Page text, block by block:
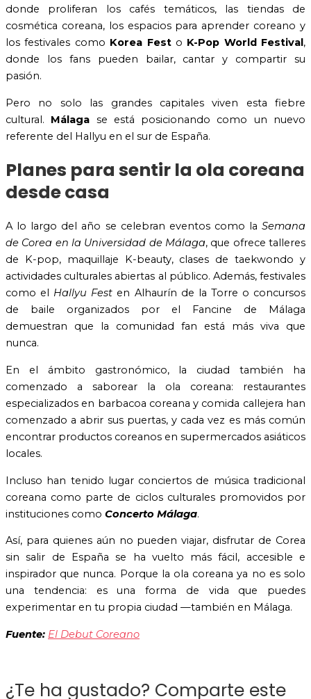
donde proliferan los cafés temáticos, las tiendas de
cosmética coreana, los espacios para aprender coreano y
los festivales como Korea Festo K-Pop World Festival ,
donde los fans pueden bailar, cantar y compartir su
pasión.
Pero no solo las grandes capitales viven esta fiebre
cultural. Málaga se está posicionando como un nuevo
referente del Hallyu en el sur de España.
Planes para sentir la ola coreana
desde casa
A lo largo del año se celebran eventos como la Semana
de Corea en la Universidad de Málaga, que ofrece talleres
de K-pop, maquillaje K-beauty, clases de taekwondo y
actividades culturales abiertas al público. Además, festivales
como el Hallyu Fest en Alhaurín de la Torre o concursos
de baile organizados por el Fancine de Málaga
demuestran que la comunidad fan está más viva que
nunca.
En el ámbito gastronómico, la ciudad también ha
comenzado a saborear la ola coreana: restaurantes
especializados en barbacoa coreana y comida callejera han
comenzado a abrir sus puertas, y cada vez es más común
encontrar productos coreanos en supermercados asiáticos
locales.
Incluso han tenido lugar conciertos de música tradicional
coreana como parte de ciclos culturales promovidos por
instituciones como Concerto Málaga.
Así, para quienes aún no pueden viajar, disfrutar de Corea
sin salir de España se ha vuelto más fácil, accesible e
inspirador que nunca. Porque la ola coreana ya no es solo
una tendencia: es una forma de vida que puedes
experimentar en tu propia ciudad —también en Málaga.
Fuente: El Debut Coreano
¿Te ha gustado? Comparte este